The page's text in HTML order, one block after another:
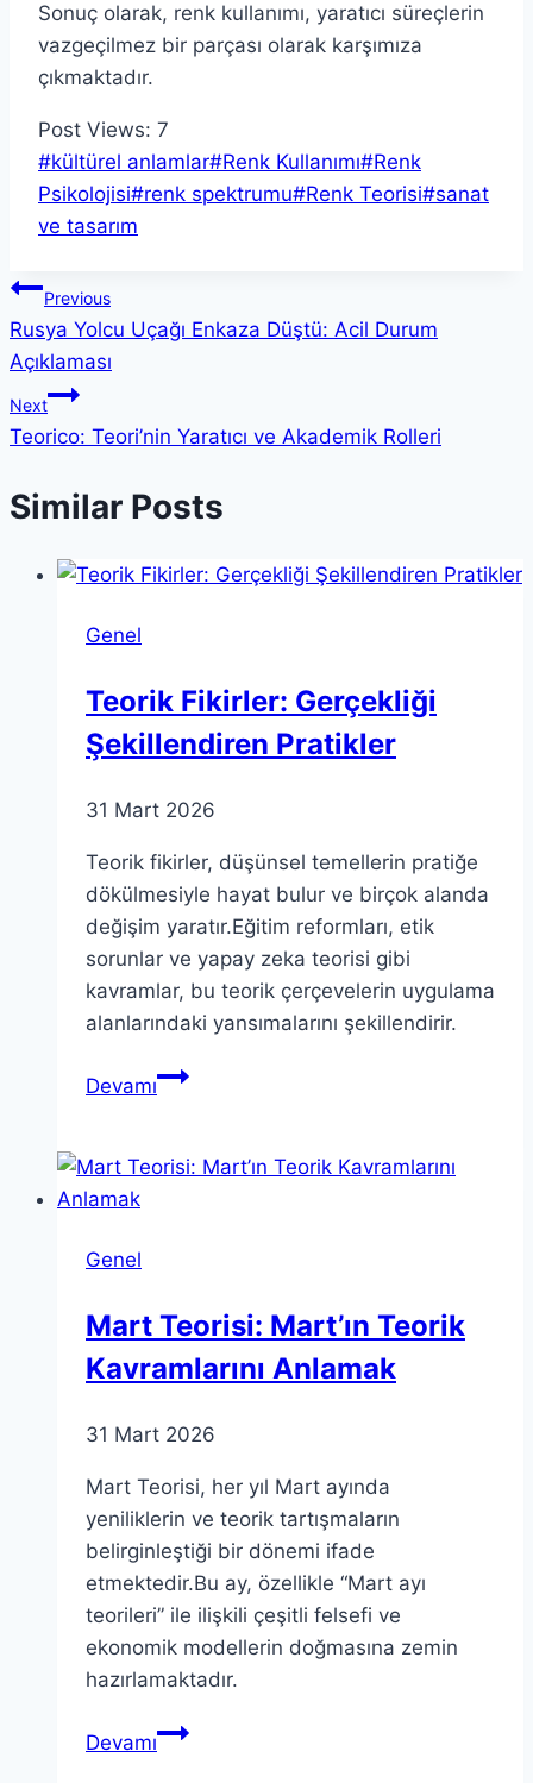
Sonuç olarak, renk kullanımı, yaratıcı süreçlerin
vazgeçilmez bir parçası olarak karşımıza
çıkmaktadır.
Post Views: 7
Post
Tags:
#kültürel anlamlar#Renk Kullanımı#Renk
Psikolojisi#renk spektrumu#Renk Teorisi#sanat
ve tasarım
Yazı
gezinmesi
Previous
Rusya Yolcu Uçağı Enkaza Düştü: Acil Durum
Açıklaması
Next
Teorico: Teori’nin Yaratıcı ve Akademik Rolleri
Similar Posts
Genel
Teorik Fikirler: Gerçekliği
Şekillendiren Pratikler
31 Mart 2026
Teorik fikirler, düşünsel temellerin pratiğe
dökülmesiyle hayat bulur ve birçok alanda
değişim yaratır.Eğitim reformları, etik
sorunlar ve yapay zeka teorisi gibi
kavramlar, bu teorik çerçevelerin uygulama
alanlarındaki yansımalarını şekillendirir.
DevamıTeorik
Şekillendiren
Genel
Mart Teorisi: Mart’ın Teorik
Kavramlarını Anlamak
31 Mart 2026
Mart Teorisi, her yıl Mart ayında
yeniliklerin ve teorik tartışmaların
belirginleştiği bir dönemi ifade
etmektedir.Bu ay, özellikle “Mart ayı
teorileri” ile ilişkili çeşitli felsefi ve
ekonomik modellerin doğmasına zemin
hazırlamaktadır.
DevamıMart